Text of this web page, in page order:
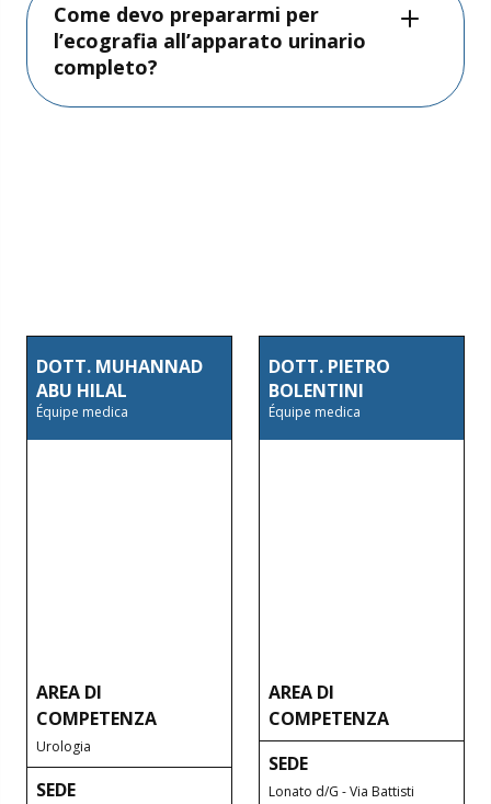
Come devo prepararmi per
l’ecografia all’apparato urinario
completo?
DOTT. MUHANNAD
ABU HILAL
Équipe medica
AREA DI
COMPETENZA
Urologia
SEDE
DOTT. PIETRO
BOLENTINI
Équipe medica
AREA DI
COMPETENZA
SEDE
Lonato d/G - Via Battisti